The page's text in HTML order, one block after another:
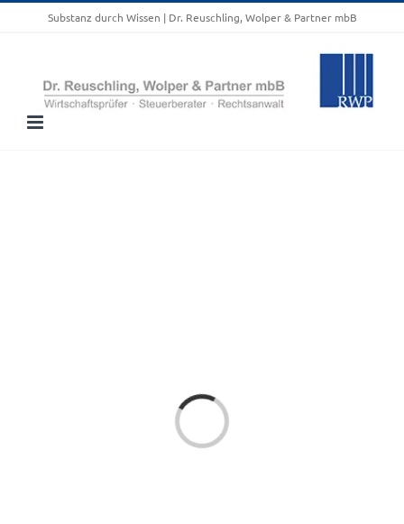
Substanz durch Wissen | Dr. Reuschling, Wolper & Partner mbB
Laden...